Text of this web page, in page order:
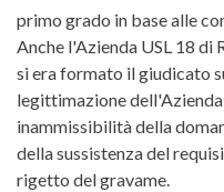
primo grado in base alle
Anche l'Azienda USL 18 di
si era formato il giudicato
legittimazione
inammissibilità della
della sussistenza del
rigetto del gravame.